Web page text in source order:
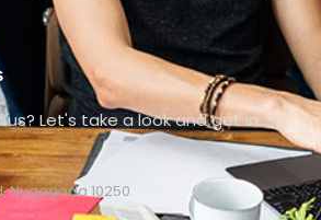
Let's take a look and get in
Nugegoda 10250